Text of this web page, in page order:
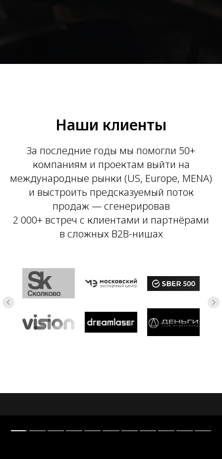
Наши клиенты
За последние годы мы помогли 50+
компаниям и проектам выйти на
международные рынки (US, Europe, MENA)
и выстроить предсказуемый поток
продаж — сгенерировав
2 000+ встреч с клиентами и партнёрами
в сложных B2B-нишах